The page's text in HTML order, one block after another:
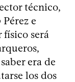
técnico,
Pérez e
físico será
era de
los dos